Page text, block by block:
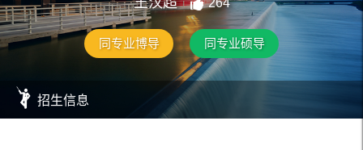
264
同专业博导 同专业硕导
招生信息